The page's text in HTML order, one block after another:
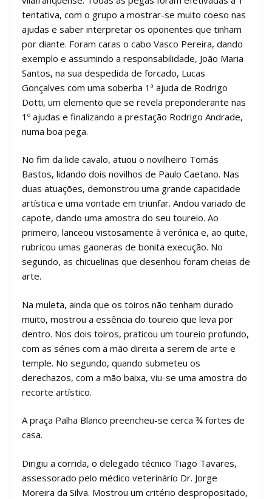
tentativa, com o grupo a mostrar-se muito coeso nas
ajudas e saber interpretar os oponentes que tinham
por diante. Foram caras o cabo Vasco Pereira, dando
exemplo e assumindo a responsabilidade, João Maria
Santos, na sua despedida de forcado, Lucas
Gonçalves com uma soberba 1ª ajuda de Rodrigo
Dotti, um elemento que se revela preponderante nas
1º ajudas e finalizando a prestação Rodrigo Andrade,
numa boa pega.
No fim da lide cavalo, atuou o novilheiro Tomás
Bastos, lidando dois novilhos de Paulo Caetano. Nas
duas atuações, demonstrou uma grande capacidade
artística e uma vontade em triunfar. Andou variado de
capote, dando uma amostra do seu toureio. Ao
primeiro, lanceou vistosamente à verónica e, ao quite,
rubricou umas gaoneras de bonita execução. No
segundo, as chicuelinas que desenhou foram cheias de
arte.
Na muleta, ainda que os toiros não tenham durado
muito, mostrou a essência do toureio que leva por
dentro. Nos dois toiros, praticou um toureio profundo,
com as séries com a mão direita a serem de arte e
temple. No segundo, quando submeteu os
derechazos, com a mão baixa, viu-se uma amostra do
recorte artístico.
A praça Palha Blanco preencheu-se cerca ¾ fortes de
casa.
Dirigiu a corrida, o delegado técnico Tiago Tavares,
assessorado pelo médico veterinário Dr. Jorge
Moreira da Silva. Mostrou um critério despropositado,